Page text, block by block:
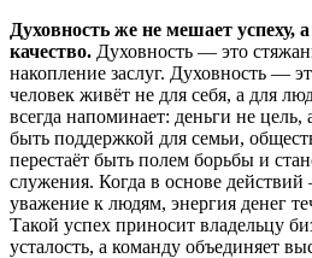
Духовность же не мешает успеху,
качество. Духовность — это
накопление заслуг. Духовность —
человек живёт не для себя, а для
всегда напоминает: деньги не
быть поддержкой для семьи,
перестаёт быть полем борьбы и
служения. Когда в основе действий
уважение к людям, энергия денег
Такой успех приносит владельцу
усталость, а команду объединяет